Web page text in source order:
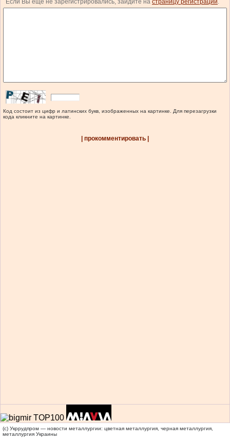
Если Вы еще не зарегистрировались, зайдите на страницу регистрации.
Код состоит из цифр и латинских букв, изображенных на картинке. Для перезагрузки
кода кликните на картинке.
| прокомментировать |
(c) Укррудпром — новости металлургии: цветная металлургия, черная металлургия,
металлургия Украины